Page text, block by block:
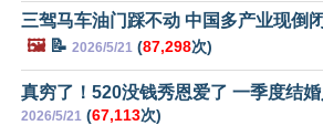
三驾马车油门踩不动 中国多产业现倒
🖼️📝 2026/5/21 (87,298次)
真穷了！520没钱秀恩爱了 一季度结
2026/5/21 (67,113次)